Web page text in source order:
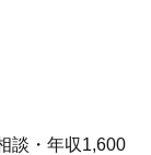
談・年収1,600